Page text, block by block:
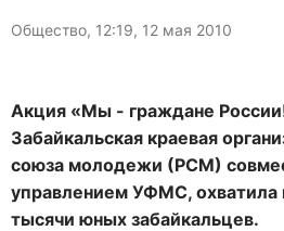
Общество, 12:19, 12 мая 2010
Акция «Мы - граждане
Забайкальская краевая
союза молодежи (РСМ)
управлением УФМС, охватила
тысячи юных забайкальцев.